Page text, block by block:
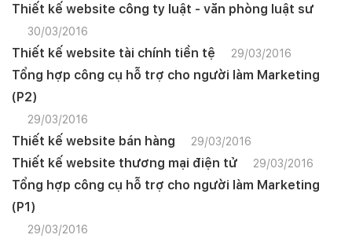
Thiết kế website công ty luật - văn phòng luật sư
30/03/2016
Thiết kế website tài chính tiền tệ 29/03/2016
Tổng hợp công cụ hỗ trợ cho người làm Marketing
(P2)
29/03/2016
Thiết kế website bán hàng 29/03/2016
Thiết kế website thương mại điện tử 29/03/2016
Tổng hợp công cụ hỗ trợ cho người làm Marketing
(P1)
29/03/2016